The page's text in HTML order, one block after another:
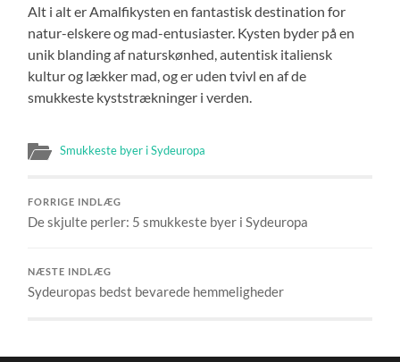
Alt i alt er Amalfikysten en fantastisk destination for
natur-elskere og mad-entusiaster. Kysten byder på en
unik blanding af naturskønhed, autentisk italiensk
kultur og lækker mad, og er uden tvivl en af de
smukkeste kyststrækninger i verden.
Smukkeste byer i Sydeuropa
FORRIGE INDLÆG
De skjulte perler: 5 smukkeste byer i Sydeuropa
NÆSTE INDLÆG
Sydeuropas bedst bevarede hemmeligheder